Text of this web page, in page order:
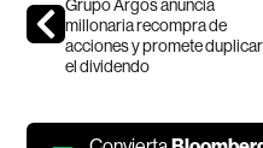
Grupo Argos anuncia
millonaria recompra de
acciones y promete duplicar
el dividendo